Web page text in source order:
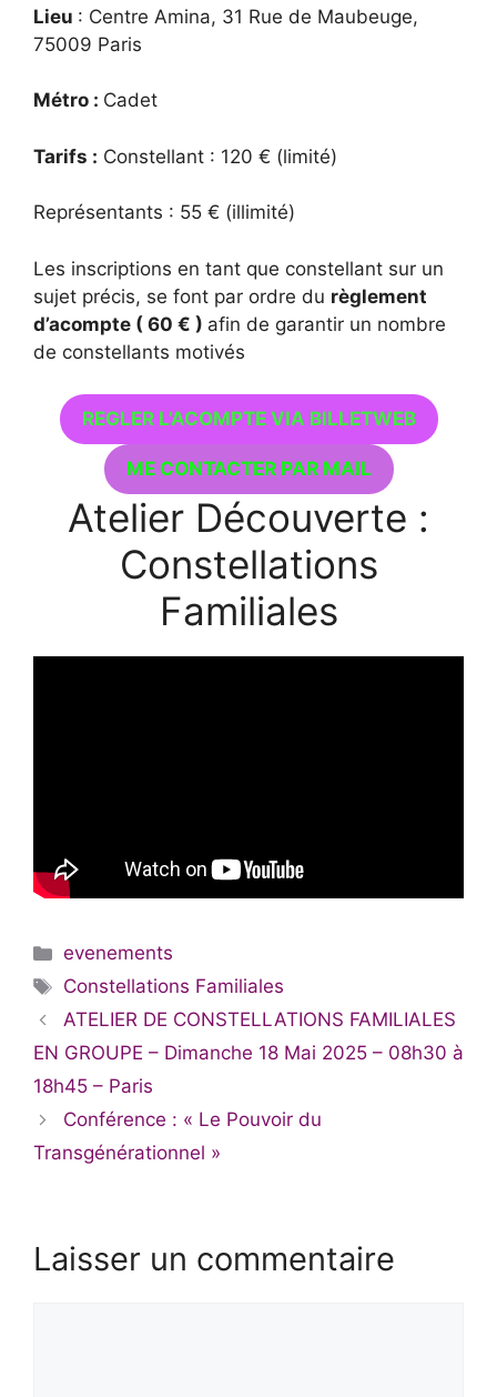
Lieu : Centre Amina, 31 Rue de Maubeuge,
75009 Paris
Métro : Cadet
Tarifs : Constellant : 120 € (limité)
Représentants : 55 € (illimité)
Les inscriptions en tant que constellant sur un
sujet précis, se font par ordre du règlement
d’acompte ( 60 € ) afin de garantir un nombre
de constellants motivés
REGLER L’ACOMPTE VIA BILLETWEB
ME CONTACTER PAR MAIL
Atelier Découverte :
Constellations
Familiales
Catégories
evenements
Étiquettes
Constellations Familiales
ATELIER DE CONSTELLATIONS FAMILIALES
EN GROUPE – Dimanche 18 Mai 2025 – 08h30 à
18h45 – Paris
Conférence : « Le Pouvoir du
Transgénérationnel »
Laisser un commentaire